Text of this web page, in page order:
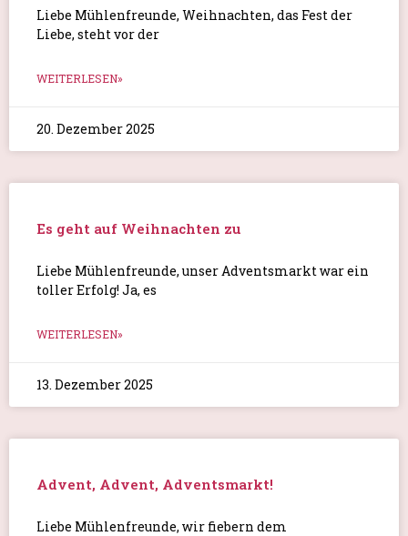
Liebe Mühlenfreunde, Weihnachten, das Fest der
Liebe, steht vor der
WEITERLESEN»
20. Dezember 2025
Es geht auf Weihnachten zu
Liebe Mühlenfreunde, unser Adventsmarkt war ein
toller Erfolg! Ja, es
WEITERLESEN»
13. Dezember 2025
Advent, Advent, Adventsmarkt!
Liebe Mühlenfreunde, wir fiebern dem